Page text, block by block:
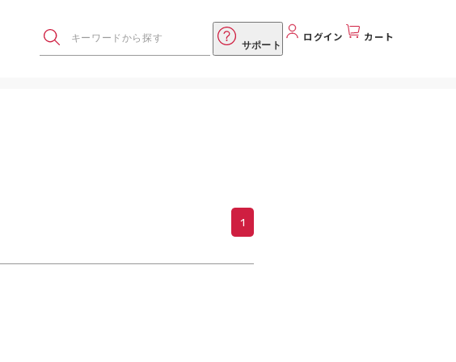
サポート
ログイン カート
1